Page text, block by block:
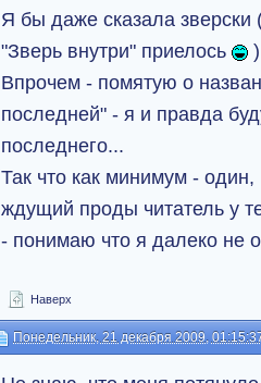
Я бы даже сказала зверски
"Зверь внутри" приелось
Впрочем - помятую о
последней" - я и правда
последнего...
Так что как минимум -
ждущий проды читатель у
- понимаю что я далеко не
Наверх
Понедельник, 21 декабря 2009,